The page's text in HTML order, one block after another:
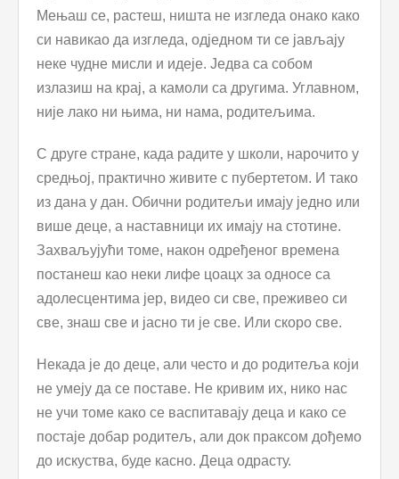
Мењаш се, растеш, ништа не изгледа онако како
си навикао да изгледа, одједном ти се јављају
неке чудне мисли и идеје. Једва са собом
излазиш на крај, а камоли са другима. Углавном,
није лако ни њима, ни нама, родитељима.
С друге стране, када радите у школи, нарочито у
средњој, практично живите с пубертетом. И тако
из дана у дан. Обични родитељи имају једно или
више деце, а наставници их имају на стотине.
Захваљујући томе, након одређеног времена
постанеш као неки лифе цоацх за односе са
адолесцентима јер, видео си све, преживео си
све, знаш све и јасно ти је све. Или скоро све.
Некада је до деце, али често и до родитеља који
не умеју да се поставе. Не кривим их, нико нас
не учи томе како се васпитавају деца и како се
постаје добар родитељ, али док праксом дођемо
до искуства, буде касно. Деца одрасту.